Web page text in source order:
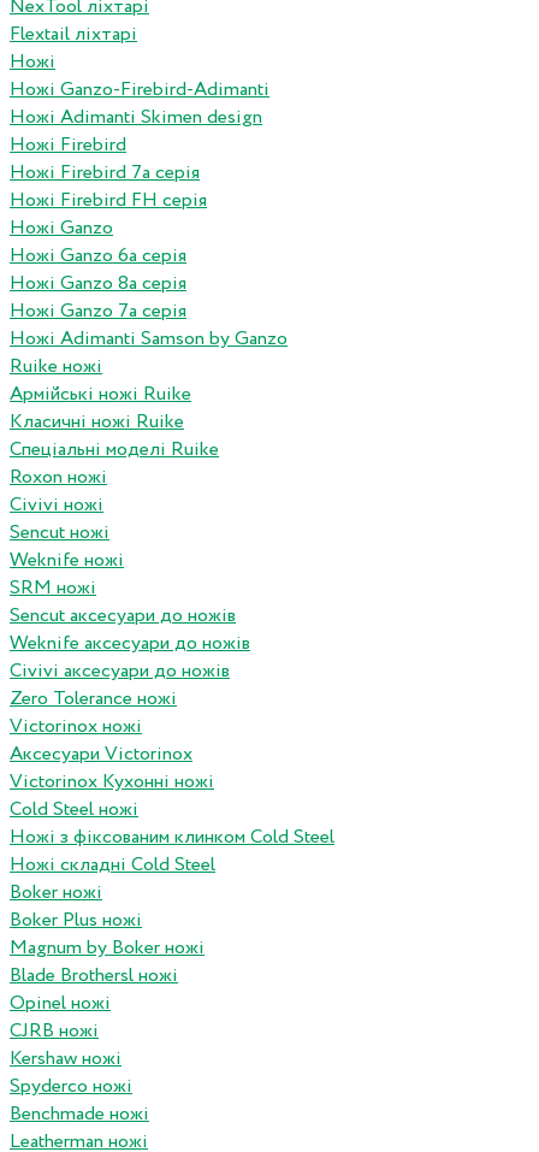
NexTool ліхтарі
Flextail ліхтарі
Ножі
Ножі Ganzo-Firebird-Adimanti
Ножі Adimanti Skimen design
Ножі Firebird
Ножі Firebird 7а серія
Ножі Firebird FH серія
Ножі Ganzo
Ножі Ganzo 6а серія
Ножі Ganzo 8а серія
Ножі Ganzo 7а серія
Ножі Adimanti Samson by Ganzo
Ruike ножі
Армійські ножі Ruike
Класичні ножі Ruike
Спеціальні моделі Ruike
Roxon ножi
Civivi ножі
Sencut ножі
Weknife ножі
SRM ножі
Sencut аксесуари до ножів
Weknife аксесуари до ножів
Civivi аксесуари до ножів
Zero Tolerance ножі
Victorinox ножі
Аксесуари Victorinox
Victorinox Кухонні ножі
Cold Steel ножі
Ножі з фіксованим клинком Cold Steel
Ножі складні Cold Steel
Boker ножі
Boker Plus ножі
Magnum by Boker ножі
Blade Brothersl ножі
Opinel ножі
CJRB ножі
Kershaw ножі
Spyderco ножі
Benchmade ножі
Leatherman ножі